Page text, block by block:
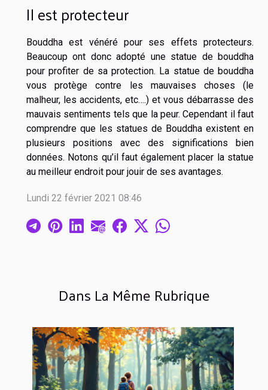
Dans La Même Rubrique
Il est protecteur
Bouddha est vénéré pour ses effets protecteurs.
Beaucoup ont donc adopté une statue de bouddha
pour profiter de sa protection. La statue de bouddha
vous protège contre les mauvaises choses (le
malheur, les accidents, etc….) et vous débarrasse des
mauvais sentiments tels que la peur. Cependant il faut
comprendre que les statues de Bouddha existent en
plusieurs positions avec des significations bien
données. Notons qu’il faut également placer la statue
au meilleur endroit pour jouir de ses avantages.
Lundi 22 février 2021 08:46